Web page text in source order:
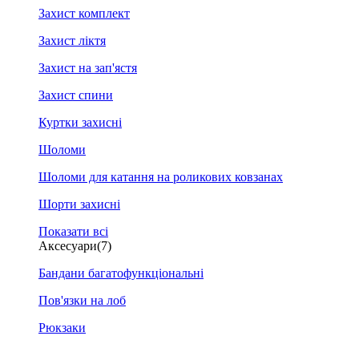
Захист комплект
Захист ліктя
Захист на зап'ястя
Захист спини
Куртки захисні
Шоломи
Шоломи для катання на роликових ковзанах
Шорти захисні
Показати всі
Аксесуари(7)
Бандани багатофункціональні
Пов'язки на лоб
Рюкзаки